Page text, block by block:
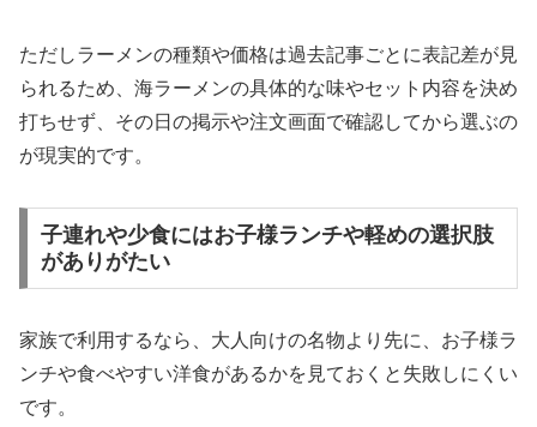
ただしラーメンの種類や価格は過去記事ごとに表記差が見
られるため、海ラーメンの具体的な味やセット内容を決め
打ちせず、その日の掲示や注文画面で確認してから選ぶの
が現実的です。
子連れや少食にはお子様ランチや軽めの選択肢
がありがたい
家族で利用するなら、大人向けの名物より先に、お子様ラ
ンチや食べやすい洋食があるかを見ておくと失敗しにくい
です。